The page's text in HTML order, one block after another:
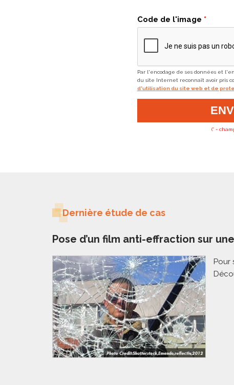
Code de l'image *
Par l'encodage de ses données et
du site Internet reconnaît avoir pris
d'utilisation du site web et de
(* =
Dernière étude de cas
Pose d’un film anti-effraction sur
Pour